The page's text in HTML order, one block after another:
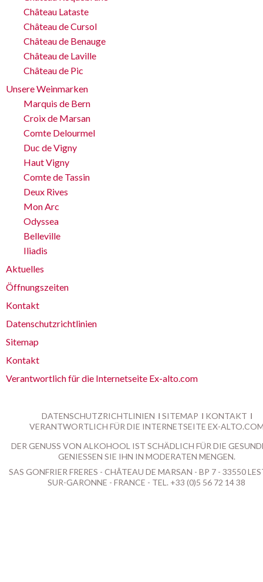
Château Lataste
Château de Cursol
Château de Benauge
Château de Laville
Château de Pic
Unsere Weinmarken
Marquis de Bern
Croix de Marsan
Comte Delourmel
Duc de Vigny
Haut Vigny
Comte de Tassin
Deux Rives
Mon Arc
Odyssea
Belleville
Iliadis
Aktuelles
Öffnungszeiten
Kontakt
Datenschutzrichtlinien
Sitemap
Kontakt
Verantwortlich für die Internetseite Ex-alto.com
DATENSCHUTZRICHTLINIEN SITEMAP
KONTAKT
VERANTWORTLICH FÜR DIE INTERNETSEITE EX-
DER GENUSS VON ALKOHOOL IST SCHÄDLICH FÜR DIE
GENIESSEN SIE IHN IN MODERATEN MENGEN.
SAS GONFRIER FRERES - CHÂTEAU DE MARSAN - BP 7 - 33550
SUR-GARONNE - FRANCE - TEL. +33 (0)5 56 72 14 38